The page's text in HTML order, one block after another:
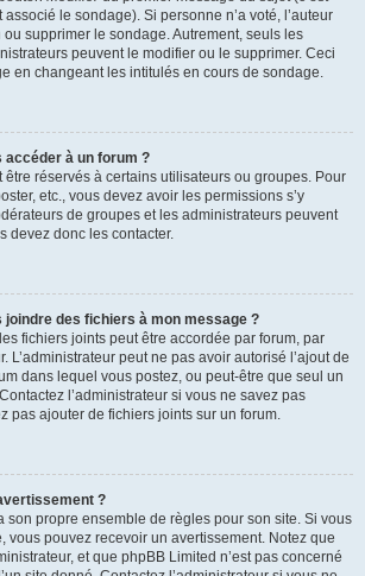
le sondage). Si personne n’a voté, l’auteur
supprimer le sondage. Autrement, seuls les
peuvent le modifier ou le supprimer. Ceci
en changeant les intitulés en cours de sondage.
accéder à un forum ?
réservés à certains utilisateurs ou groupes. Pour
etc., vous devez avoir les permissions s’y
de groupes et les administrateurs peuvent
devez donc les contacter.
joindre des fichiers à mon message ?
fichiers joints peut être accordée par forum, par
L’administrateur peut ne pas avoir autorisé l’ajout de
dans lequel vous postez, ou peut-être que seul un
l’administrateur si vous ne savez pas
pas ajouter de fichiers joints sur un forum.
?
son propre ensemble de règles pour son site. Si vous
vous pouvez recevoir un avertissement. Notez que
et que phpBB Limited n’est pas concerné